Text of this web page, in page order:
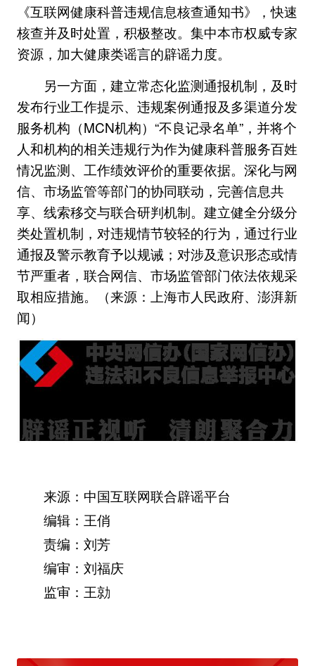
《互联网健康科普违规信息核查通知书》，快速
核查并及时处置，积极整改。集中本市权威专家
资源，加大健康类谣言的辟谣力度。
另一方面，建立常态化监测通报机制，及时
发布行业工作提示、违规案例通报及多渠道分发
服务机构（MCN机构）“不良记录名单”，并将个
人和机构的相关违规行为作为健康科普服务百姓
情况监测、工作绩效评价的重要依据。深化与网
信、市场监管等部门的协同联动，完善信息共
享、线索移交与联合研判机制。建立健全分级分
类处置机制，对违规情节较轻的行为，通过行业
通报及警示教育予以规诫；对涉及意识形态或情
节严重者，联合网信、市场监管部门依法依规采
取相应措施。（来源：上海市人民政府、澎湃新
闻）
来源：中国互联网联合辟谣平台
编辑：王俏
责编：刘芳
编审：刘福庆
监审：王勍